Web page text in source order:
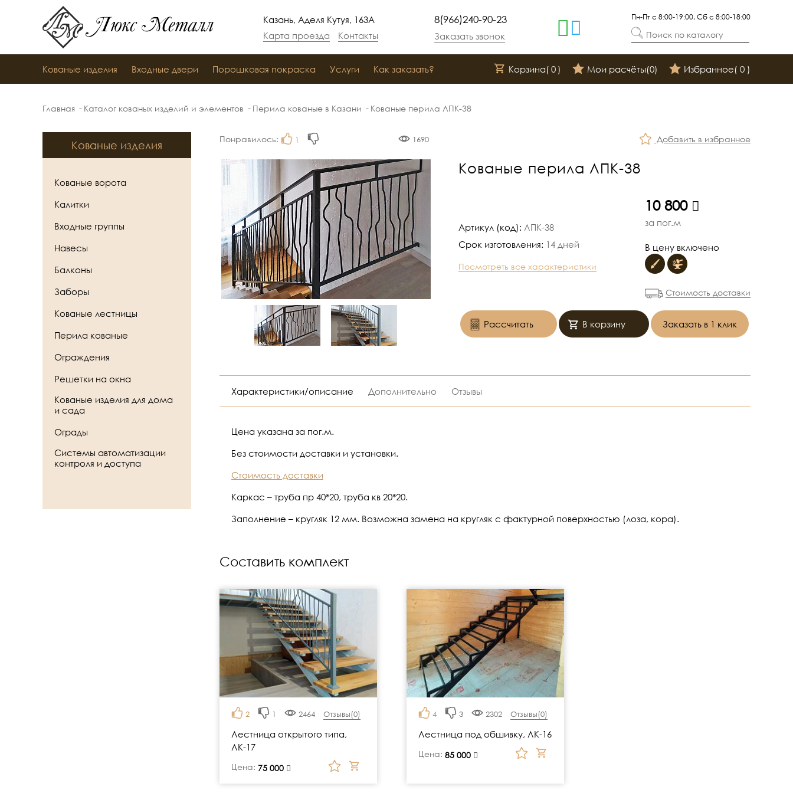
Люкс Металл
Казань, Аделя Кутуя, 163А
Карта проезда
Контакты
8(966)240-90-23
Заказать звонок
Пн-Пт с 8:00-19:00, Сб с 8:00-18:00
Поиск по каталогу
Кованые изделия Входные двери Порошковая покраска Услуги Как заказать? Корзина( 0 ) Мои расчёты(0) Избранное( 0 )
Главная Каталог кованых изделий и элементов Перила кованые в Казани Кованые перила ЛПК-38
Понравилось: 1 1690 Добавить в избранное
Кованые перила ЛПК-38
Артикул (код): ЛПК-38
Срок изготовления: 14 дней
Посмотреть все характеристики
10 800
руб.
за пог.м
В цену включено
Стоимость доставки
Рассчитать В корзину Заказать в 1 клик
Характеристики/описание Дополнительно Отзывы
Цена указана за пог.м.
Без стоимости доставки и установки.
Стоимость доставки
Каркас – труба пр 40*20, труба кв 20*20.
Заполнение – кругляк 12 мм. Возможна замена на кругляк с фактурной поверхностью (лоза, кора).
Составить комплект
2 1 2464 Отзывы(0)
Лестница открытого типа,
ЛК-17
Цена: 75 000
руб.
4 3 2302 Отзывы(0)
Лестница под обшивку, ЛК-16
Цена: 85 000
руб.
Кованые изделия
Кованые ворота
Калитки
Входные группы
Навесы
Балконы
Заборы
Кованые лестницы
Перила кованые
Ограждения
Решетки на окна
Кованые изделия для дома
и сада
Ограды
Системы автоматизации
контроля и доступа